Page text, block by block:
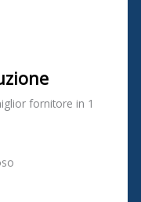
fornitore in 1